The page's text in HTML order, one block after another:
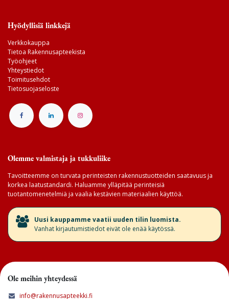
Hyödyllisiä linkkejä
Verkkokauppa
Tietoa Rakennusapteekista
Työohjeet
Yhteystiedot
Toimitusehdot
Tietosuojaseloste
Olemme valmistaja ja tukkuliike
Tavoitteemme on turvata perinteisten rakennustuotteiden saatavuus ja
korkea laatustandardi. Haluamme ylläpitää perinteisiä
tuotantomenetelmiä ja vaalia kestävien materiaalien käyttöä.
​Uusi kauppamme vaatii uuden tilin luomista.
Vanhat kirjautumistiedot eivät ole enää käytössä.
Ole meihin yhteydessä
info@rakennusapteekki.fi